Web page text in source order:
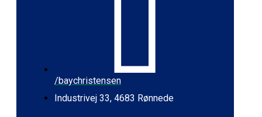
/baychristensen
Industrivej 33, 4683 Rønnede